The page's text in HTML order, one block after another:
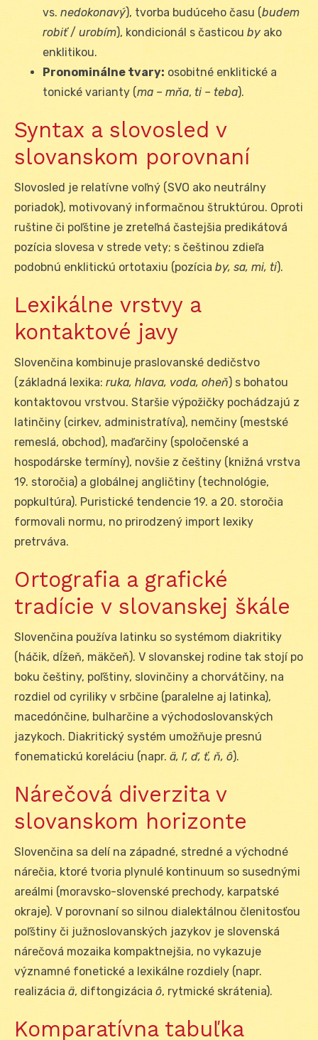
vs. nedokonavý), tvorba budúceho času (budem
robiť/ urobím), kondicionál s časticou by ako
enklitikou.
Pronominálne tvary: osobitné enklitické a
tonické varianty (ma – mňa, ti – teba).
Syntax a slovosled v
slovanskom porovnaní
Slovosled je relatívne voľný (SVO ako neutrálny
poriadok), motivovaný informačnou štruktúrou. Oproti
ruštine či poľštine je zreteľná častejšia predikátová
pozícia slovesa v strede vety; s češtinou zdieľa
podobnú enklitickú ortotaxiu (pozícia by, sa, mi, ti).
Lexikálne vrstvy a
kontaktové javy
Slovenčina kombinuje praslovanské dedičstvo
(základná lexika: ruka, hlava, voda, oheň) s bohatou
kontaktovou vrstvou. Staršie výpožičky pochádzajú z
latinčiny (cirkev, administratíva), nemčiny (mestské
remeslá, obchod), maďarčiny (spoločenské a
hospodárske termíny), novšie z češtiny (knižná vrstva
19. storočia) a globálnej angličtiny (technológie,
popkultúra). Puristické tendencie 19. a 20. storočia
formovali normu, no prirodzený import lexiky
pretrváva.
Ortografia a grafické
tradície v slovanskej škále
Slovenčina používa latinku so systémom diakritiky
(háčik, dĺžeň, mäkčeň). V slovanskej rodine tak stojí po
boku češtiny, poľštiny, slovinčiny a chorvátčiny, na
rozdiel od cyriliky v srbčine (paralelne aj latinka),
macedónčine, bulharčine a východoslovanských
jazykoch. Diakritický systém umožňuje presnú
fonematickú koreláciu (napr. ä, ľ, ď, ť, ň, ô).
Nárečová diverzita v
slovanskom horizonte
Slovenčina sa delí na západné, stredné a východné
nárečia, ktoré tvoria plynulé kontinuum so susednými
areálmi (moravsko-slovenské prechody, karpatské
okraje). V porovnaní so silnou dialektálnou členitosťou
poľštiny či južnoslovanských jazykov je slovenská
nárečová mozaika kompaktnejšia, no vykazuje
významné fonetické a lexikálne rozdiely (napr.
realizácia ä, diftongizácia ô, rytmické skrátenia).
Komparatívna tabuľka